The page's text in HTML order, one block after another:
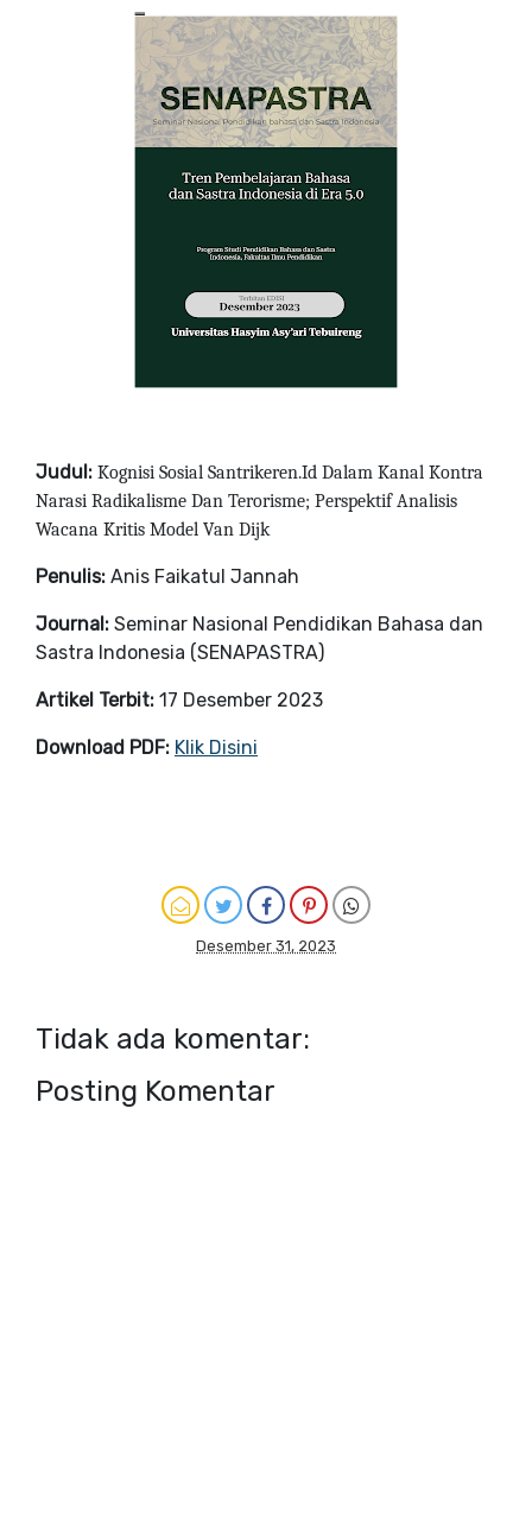
Judul: Kognisi Sosial Santrikeren.Id Dalam Kanal Kontra
Narasi Radikalisme Dan Terorisme; Perspektif Analisis
Wacana Kritis Model Van Dijk
Penulis: Anis Faikatul Jannah
Journal: Seminar Nasional Pendidikan Bahasa dan
Sastra Indonesia (SENAPASTRA)
Artikel Terbit: 17 Desember 2023
Download PDF: Klik Disini
Desember 31, 2023
Tidak ada komentar:
Posting Komentar